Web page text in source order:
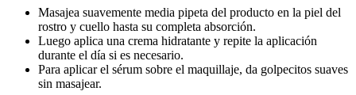
Masajea suavemente media pipeta del producto en la piel del
rostro y cuello hasta su completa absorción.
Luego aplica una crema hidratante y repite la aplicación
durante el día si es necesario.
Para aplicar el sérum sobre el maquillaje, da golpecitos suaves
sin masajear.